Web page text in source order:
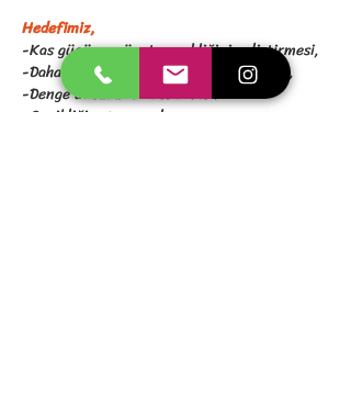
Hedefimiz,
-Kas gücü ve vücut esnekliğini geliştirmesi,
-Daha iyi motor koordinasyon sağlaması,
-Denge unsurunu arttırması.
-Çevikliği artırmasıdır.